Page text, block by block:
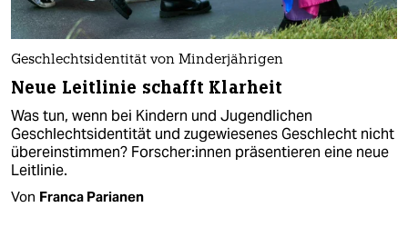
Geschlechtsidentität von Minderjährigen
Neue Leitlinie schafft Klarheit
Was tun, wenn bei Kindern und Jugendlichen
Geschlechtsidentität und zugewiesenes Geschlecht nicht
übereinstimmen? For­sche­r:in­nen präsentieren eine neue
Leitlinie.
Von Franca Parianen